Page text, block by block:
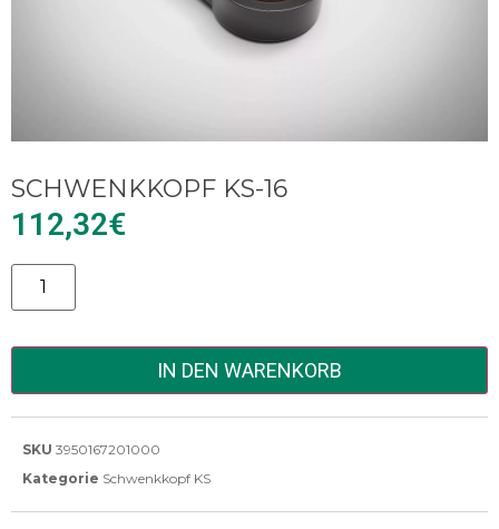
SCHWENKKOPF KS-16
112,32€
Alternative:
IN DEN WARENKORB
SKU 3950167201000
Kategorie Schwenkkopf KS